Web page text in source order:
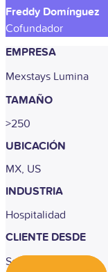
Freddy Domínguez
Cofundador
EMPRESA
Mexstays Lumina
TAMAÑO
>250
UBICACIÓN
MX, US
INDUSTRIA
Hospitalidad
CLIENTE DESDE
Septiembre 2025